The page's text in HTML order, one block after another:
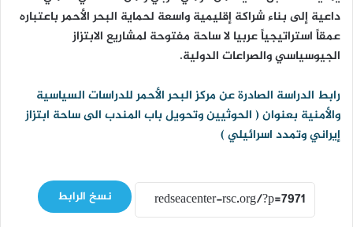
داعية إلى بناء شراكة إقليمية واسعة لحماية البحر الأحمر باعتباره
عمقاً استراتيجياً عربيا لا ساحة مفتوحة لمشاريع الابتزاز
الجيوسياسي والصراعات الدولية.
رابط الدراسة الصادرة عن مركز البحر الأحمر للدراسات السياسية
والأمنية بعنوان ( الحوثيين وتحويل باب المندب الى ساحة ابتزاز
إيراني وتمدد اسرائيلي )
نسخ الرابط